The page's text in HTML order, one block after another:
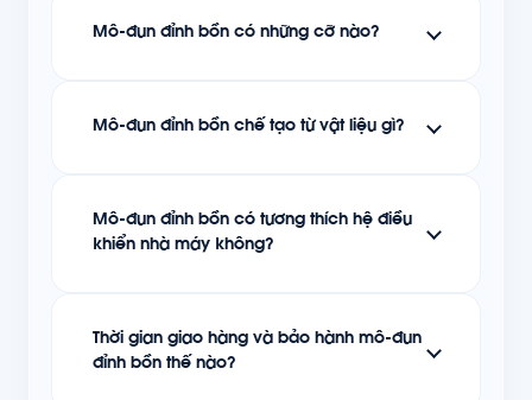
Mô-đun đỉnh bồn có những cỡ nào?
Mô-đun đỉnh bồn chế tạo từ vật liệu gì?
Mô-đun đỉnh bồn có tương thích hệ điều
khiển nhà máy không?
Thời gian giao hàng và bảo hành mô-đun
đỉnh bồn thế nào?